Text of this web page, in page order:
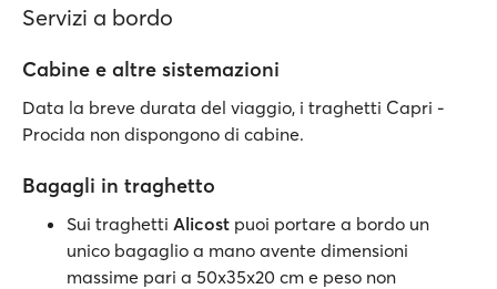
Servizi a bordo
Cabine e altre sistemazioni
Data la breve durata del viaggio, i traghetti Capri -
Procida non dispongono di cabine.
Bagagli in traghetto
Sui traghetti Alicost puoi portare a bordo un
unico bagaglio a mano avente dimensioni
massime pari a 50x35x20 cm e peso non